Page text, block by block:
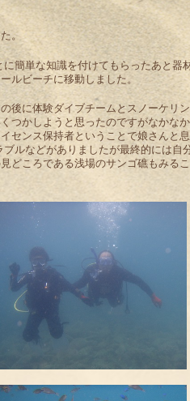
。
簡単な知識を付けてもらったあと器
ルビーチに移動しました。
後に体験ダイブチームとスノーケリン
つかしようと思ったのですがなかなか
センス保持者ということで娘さんと息
ルなどがありましたが最終的には自
どころである浅場のサンゴ礁もみるこ